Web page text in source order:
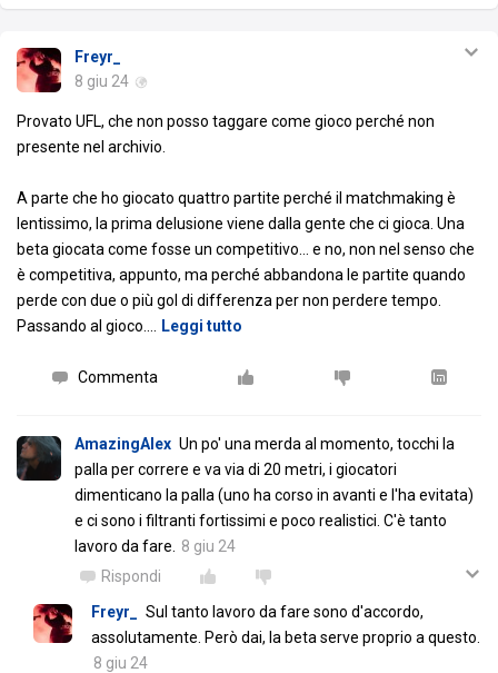
Freyr_
8 giu 24
Provato UFL, che non posso taggare come gioco perché non
presente nel archivio.
A parte che ho giocato quattro partite perché il matchmaking è
lentissimo, la prima delusione viene dalla gente che ci gioca. Una
beta giocata come fosse un competitivo... e no, non nel senso che
è competitiva, appunto, ma perché abbandona le partite quando
perde con due o più gol di differenza per non perdere tempo.
Passando al gioco.
Leggi tutto
Commenta
AmazingAlex Un po' una merda al momento, tocchi la
palla per correre e va via di 20 metri, i giocatori
dimenticano la palla (uno ha corso in avanti e l'ha evitata)
e ci sono i filtranti fortissimi e poco realistici. C'è tanto
lavoro da fare.
8 giu 24
Rispondi
Freyr_
Sul tanto lavoro da fare sono d'accordo,
assolutamente. Però dai, la beta serve proprio a questo.
8 giu 24